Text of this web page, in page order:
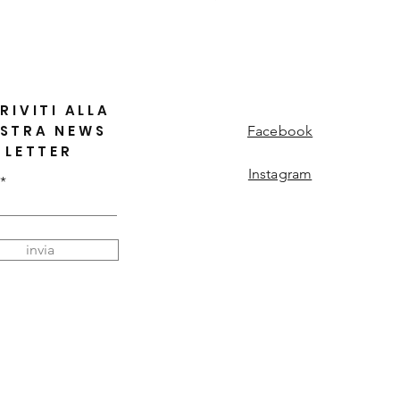
ALLA
NEWS
LETTER
invia
Facebook
Instagram